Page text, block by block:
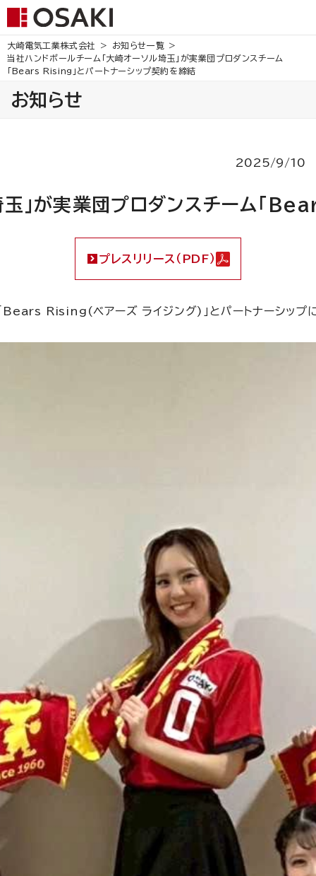
大崎電気工業株式会社
お知らせ一覧
当社ハンドボールチーム「大崎オーソル埼玉」が実業団プロダンスチーム
「Bears Rising」とパートナーシップ契約を締結
お知らせ
2025/9/10
玉」が実業団プロダンスチーム「
プレスリリース（PDF）
Bears Rising(ベアーズ ライジング)」とパートナーシッ